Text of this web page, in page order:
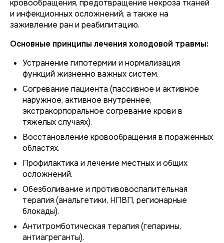
кровообращения, предотвращение некроза тканей
и инфекционных осложнений, а также на
заживление ран и реабилитацию.
Основные принципы лечения холодовой травмы:
Устранение гипотермии и нормализация
функций жизненно важных систем.
Согревание пациента (пассивное и активное
наружное, активное внутреннее,
экстракорпоральное согревание крови в
тяжелых случаях).
Восстановление кровообращения в пораженных
областях.
Профилактика и лечение местных и общих
осложнений.
Обезболивание и противовоспалительная
терапия (анальгетики, НПВП, регионарные
блокады).
Антитромботическая терапия (гепарины,
антиагреганты).